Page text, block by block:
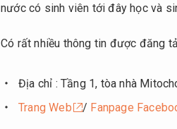
Chiyoda
6.
nước có sinh viên tới đây học và
Có rất nhiều thông tin được đăng
Địa chỉ : Tầng 1, tòa nhà
Trang Web
/ Fanpage